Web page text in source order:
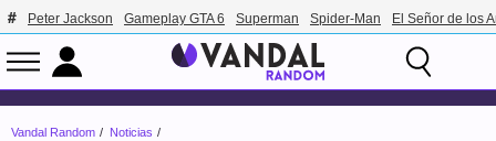
Peter Jackson Gameplay GTA 6 Superman Spider-Man El Señor de los
Vandal Random
Noticias